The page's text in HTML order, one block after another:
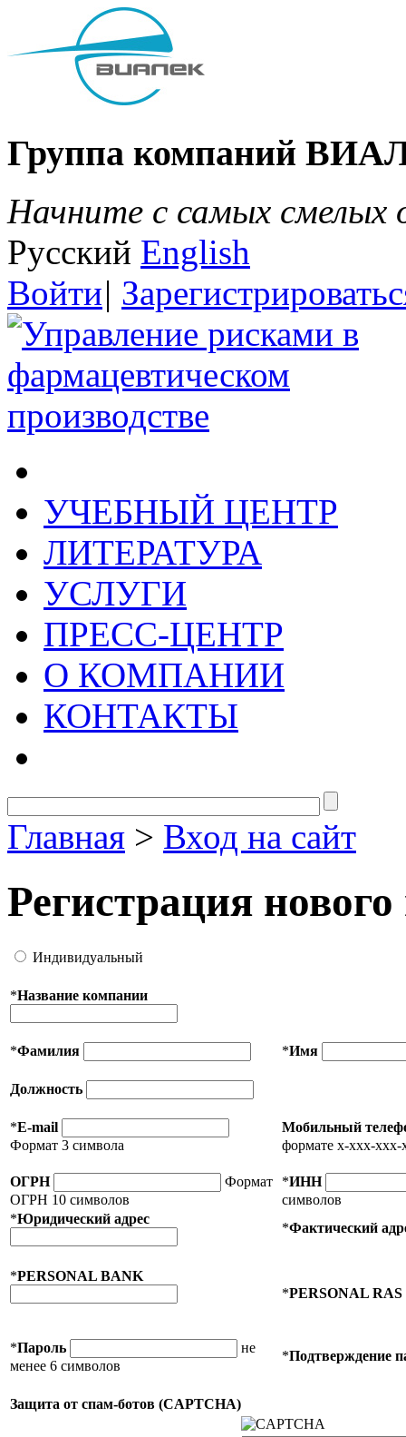
Группа компаний
Начните с самых
Русский English
Войти|
УЧЕБНЫЙ ЦЕНТР
ЛИТЕРАТУРА
УСЛУГИ
ПРЕСС-ЦЕНТР
О КОМПАНИИ
КОНТАКТЫ
Главная > Вход на сайт
Регистрация нового
Индивидуальный
*Название компании
*Фамилия *Имя
Должность
*E-mail
Формат 3 символа
Мобильный
формате x-xxx-xxx-
ОГРН
Формат
ОГРН 10 символов
*ИНН
символов
*Юридический адрес
*Фактический
*PERSONAL BANK
*PERSONAL RAS
*Пароль
не
менее 6 символов
*Подтверждение
Защита от спам-ботов (CAPTCHA)